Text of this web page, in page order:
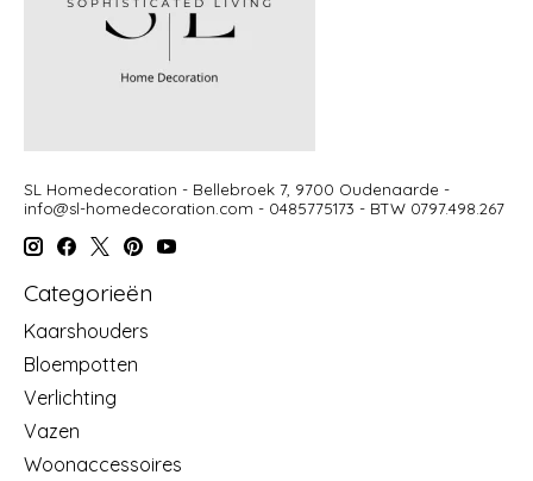
SL Homedecoration - Bellebroek 7, 9700 Oudenaarde -
info@sl-homedecoration.com - 0485775173 - BTW 0797.498.267
Categorieën
Kaarshouders
Bloempotten
Verlichting
Vazen
Woonaccessoires